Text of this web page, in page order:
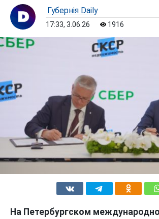
Губернiя Daily
17:33, 3.06.26 1916
На Петербургском